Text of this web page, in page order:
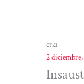
erki
2